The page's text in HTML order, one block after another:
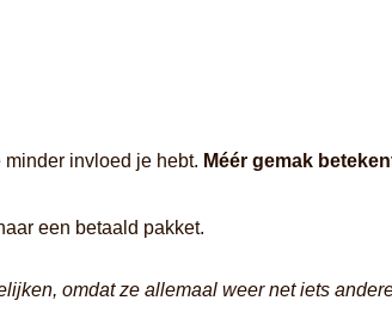
invloed je hebt. Méér gemak
een betaald pakket.
omdat ze allemaal weer net iets